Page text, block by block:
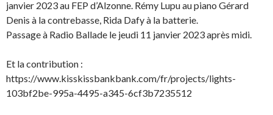
janvier 2023 au FEP d’Alzonne. Rémy Lupu au piano Gérard
Denis à la contrebasse, Rida Dafy à la batterie.
Passage à Radio Ballade le jeudi 11 janvier 2023 après midi.
Et la contribution :
https://www.kisskissbankbank.com/fr/projects/lights-
103bf2be-995a-4495-a345-6cf3b7235512